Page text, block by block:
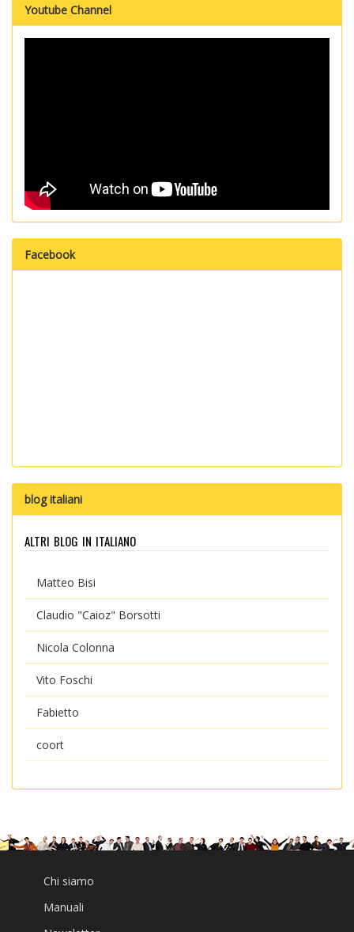
Youtube Channel
Facebook
blog italiani
altri blog in italiano
Matteo Bisi
Claudio "Caioz" Borsotti
Nicola Colonna
Vito Foschi
Fabietto
coort
Chi siamo
Manuali